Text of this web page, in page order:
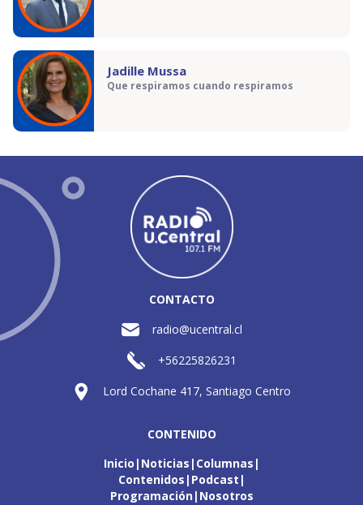
Jadille Mussa
Que respiramos cuando respiramos
CONTACTO
radio@ucentral.cl
+56225826231
Lord Cochane 417, Santiago Centro
CONTENIDO
Inicio Noticias Columnas
Contenidos Podcast
Programación Nosotros